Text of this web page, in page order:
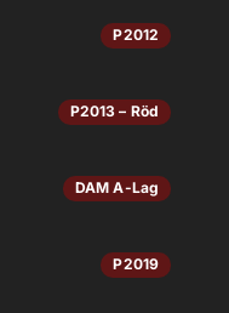
P2012
P2013 – Röd
DAM A-Lag
P2019